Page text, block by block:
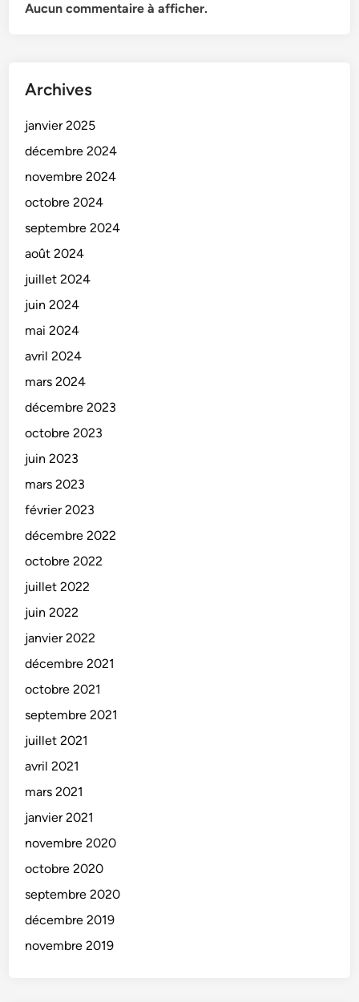
Aucun commentaire à afficher.
Archives
janvier 2025
décembre 2024
novembre 2024
octobre 2024
septembre 2024
août 2024
juillet 2024
juin 2024
mai 2024
avril 2024
mars 2024
décembre 2023
octobre 2023
juin 2023
mars 2023
février 2023
décembre 2022
octobre 2022
juillet 2022
juin 2022
janvier 2022
décembre 2021
octobre 2021
septembre 2021
juillet 2021
avril 2021
mars 2021
janvier 2021
novembre 2020
octobre 2020
septembre 2020
décembre 2019
novembre 2019